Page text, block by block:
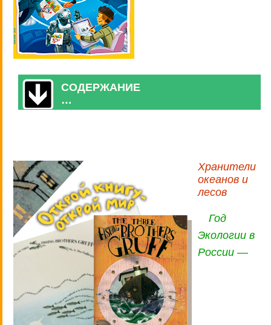
СОДЕРЖАНИЕ
…
Хранители
океанов и
лесов
Год
Экологии в
России —